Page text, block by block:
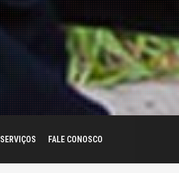
SERVIÇOS FALE CONOSCO